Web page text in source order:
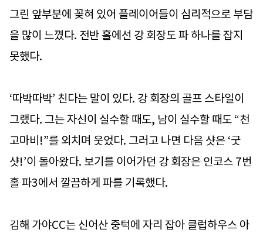
그린 앞부분에 꽂혀 있어 플레이어들이 심리적으로 부담
을 많이 느꼈다. 전반 홀에선 강 회장도 파 하나를 잡지
못했다.
‘따박따박’ 친다는 말이 있다. 강 회장의 골프 스타일이
그랬다. 그는 자신이 실수할 때도, 남이 실수할 때도 “천
고마비!”를 외치며 웃었다. 그러고 나면 다음 샷은 ‘굿
샷!’이 돌아왔다. 보기를 이어가던 강 회장은 인코스 7번
홀 파3에서 깔끔하게 파를 기록했다.
김해 가야CC는 신어산 중턱에 자리 잡아 클럽하우스 아